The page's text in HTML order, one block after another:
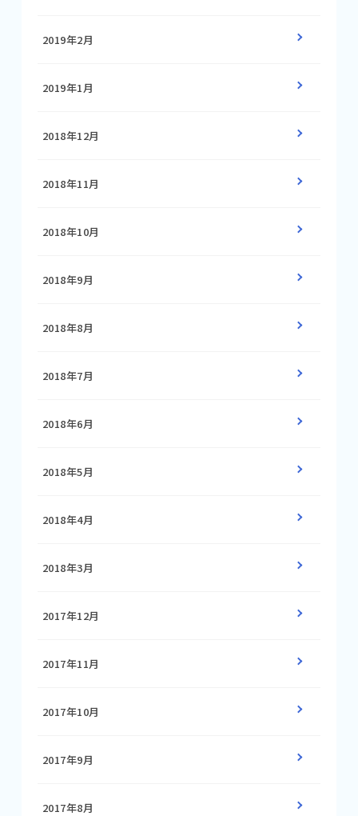
2019年2月
2019年1月
2018年12月
2018年11月
2018年10月
2018年9月
2018年8月
2018年7月
2018年6月
2018年5月
2018年4月
2018年3月
2017年12月
2017年11月
2017年10月
2017年9月
2017年8月